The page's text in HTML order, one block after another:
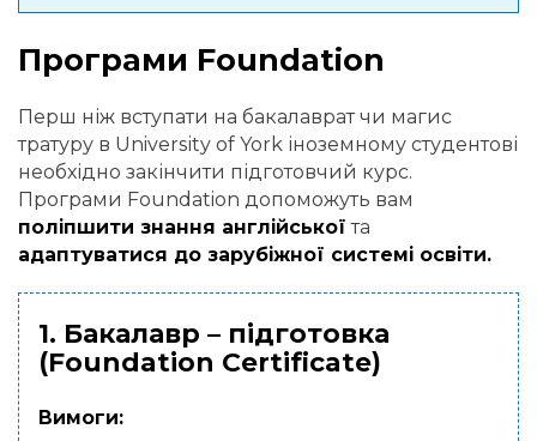
Програми Foundation
Перш ніж вступати на бакалаврат чи магис
тратуру в University of York іноземному студентові
необхідно закінчити підготовчий курс.
Програми Foundation допоможуть вам
поліпшити знання англійської та
адаптуватися до зарубіжної системі освіти.
1. Бакалавр – підготовка
(Foundation Certificate)
Вимоги: